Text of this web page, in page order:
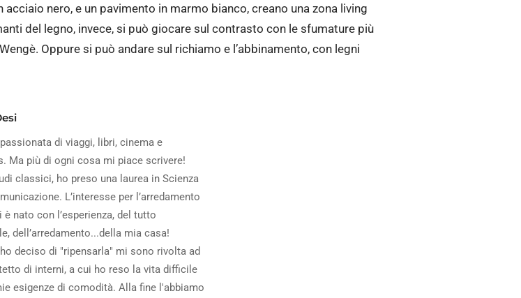
acciaio nero, e un pavimento in marmo bianco, creano una zona living
del legno, invece, si può giocare sul contrasto con le sfumature più
Oppure si può andare sul richiamo e l’abbinamento, con legni
di viaggi, libri, cinema e
Ma più di ogni cosa mi piace scrivere!
classici, ho preso una laurea in Scienza
L’interesse per l’arredamento
è nato con l’esperienza, del tutto
dell’arredamento...della mia casa!
deciso di "ripensarla" mi sono rivolta ad
di interni, a cui ho reso la vita difficile
esigenze di comodità. Alla fine l'abbiamo